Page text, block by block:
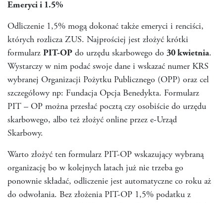
Emeryci i 1.5%
Odliczenie 1,5% mogą dokonać także emeryci i renciści,
których rozlicza ZUS. Najprościej jest złożyć krótki
formularz PIT-OP do urzędu skarbowego do 30 kwietnia.
Wystarczy w nim podać swoje dane i wskazać numer KRS
wybranej Organizacji Pożytku Publicznego (OPP) oraz cel
szczegółowy np: Fundacja Opcja Benedykta. Formularz
PIT – OP można przesłać pocztą czy osobiście do urzędu
skarbowego, albo też złożyć online przez e-Urząd
Skarbowy.
Warto złożyć ten formularz PIT-OP wskazujący wybraną
organizację bo w kolejnych latach już nie trzeba go
ponownie składać, odliczenie jest automatyczne co roku aż
do odwołania. Bez złożenia PIT-OP 1,5% podatku z